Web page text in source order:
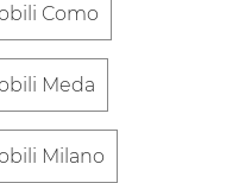
Como
Meda
Milano